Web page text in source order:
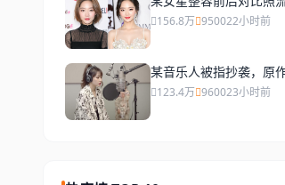
156.8万 950022小时前
某音乐人被指抄袭，原
123.4万 960023小时前